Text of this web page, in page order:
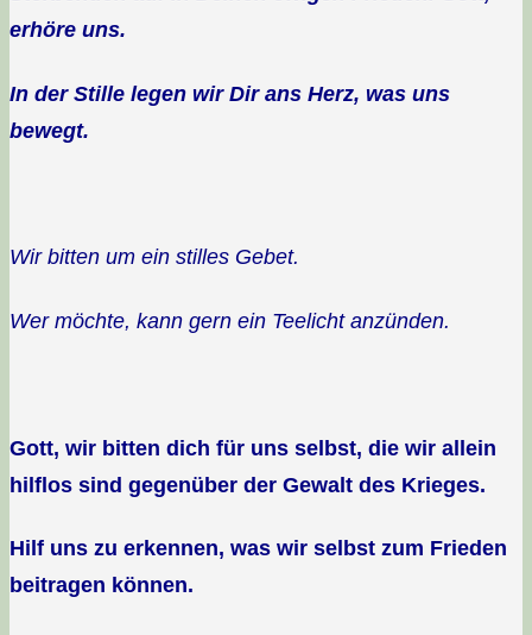
erhöre uns.
In der Stille legen wir Dir ans Herz, was uns
bewegt.
Wir bitten um ein stilles Gebet.
Wer möchte, kann gern ein Teelicht anzünden.
Gott, wir bitten dich für uns selbst, die wir allein
hilflos sind gegenüber der Gewalt des Krieges.
Hilf uns zu erkennen, was wir selbst zum Frieden
beitragen können.